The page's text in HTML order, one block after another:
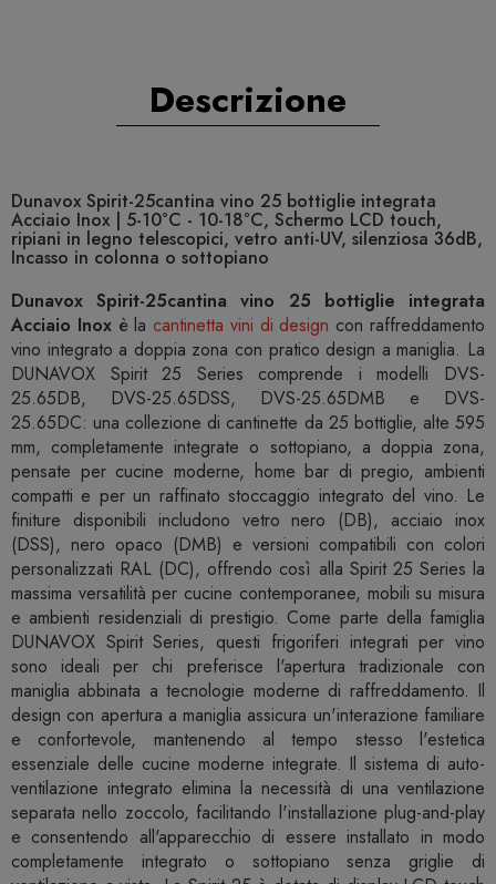
Descrizione
Dunavox Spirit-25cantina vino 25 bottiglie integrata
Acciaio Inox | 5-10°C - 10-18°C, Schermo LCD touch,
ripiani in legno telescopici, vetro anti-UV, silenziosa 36dB,
Incasso in colonna o sottopiano
Dunavox Spirit-25cantina vino 25 bottiglie integrata
Acciaio Inoxè la cantinetta vini di design con raffreddamento
vino integrato a doppia zona con pratico design a maniglia. La
DUNAVOX Spirit 25 Series comprende i modelli DVS-
25.65DB, DVS-25.65DSS, DVS-25.65DMB e DVS-
25.65DC: una collezione di cantinette da 25 bottiglie, alte 595
mm, completamente integrate o sottopiano, a doppia zona,
pensate per cucine moderne, home bar di pregio, ambienti
compatti e per un raffinato stoccaggio integrato del vino. Le
finiture disponibili includono vetro nero (DB), acciaio inox
(DSS), nero opaco (DMB) e versioni compatibili con colori
personalizzati RAL (DC), offrendo così alla Spirit 25 Series la
massima versatilità per cucine contemporanee, mobili su misura
e ambienti residenziali di prestigio. Come parte della famiglia
DUNAVOX Spirit Series, questi frigoriferi integrati per vino
sono ideali per chi preferisce l'apertura tradizionale con
maniglia abbinata a tecnologie moderne di raffreddamento. Il
design con apertura a maniglia assicura un'interazione familiare
e confortevole, mantenendo al tempo stesso l'estetica
essenziale delle cucine moderne integrate. Il sistema di auto-
ventilazione integrato elimina la necessità di una ventilazione
separata nello zoccolo, facilitando l'installazione plug-and-play
e consentendo all'apparecchio di essere installato in modo
completamente integrato o sottopiano senza griglie di